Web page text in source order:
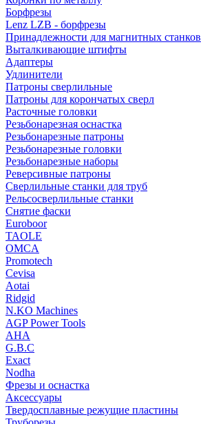
Борфрезы
Lenz LZB - борфрезы
Принадлежности для магнитных станков
Выталкивающие штифты
Адаптеры
Удлинители
Патроны сверлильные
Патроны для корончатых сверл
Расточные головки
Резьбонарезная оснастка
Резьбонарезные патроны
Резьбонарезные головки
Резьбонарезные наборы
Реверсивные патроны
Сверлильные станки для труб
Рельсосверлильные станки
Снятие фаски
Euroboor
TAOLE
OMCA
Promotech
Cevisa
Aotai
Ridgid
N.KO Machines
AGP Power Tools
AHA
G.B.C
Exact
Nodha
Фрезы и оснастка
Аксессуары
Твердосплавные режущие пластины